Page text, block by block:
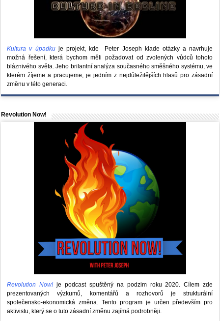
Kultura v úpadkuje projekt, kde Peter Joseph klade otázky a navrhuje
možná řešení, která bychom měli požadovat od zvolených vůdců tohoto
bláznivého světa. Jeho brilantní analýza současného směšného systému, ve
kterém žíjeme a pracujeme, je jedním z nejdůležitějších hlasů pro zásadní
změnu v této generaci.
Revolution Now!
Revolution Now! je podcast spuštěný na podzim roku 2020.Cílem zde
prezentovaných výzkumů, komentářů a rozhovorů je strukturální
společensko-ekonomická změna. Tento program je určen především pro
aktivistu, který se o tuto zásadní změnu zajímá podrobněji.